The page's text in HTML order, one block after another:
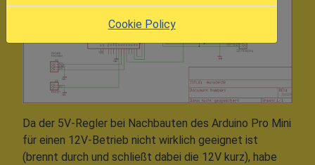
Da der 5V-Regler bei Nachbauten des Arduino Pro Mini
für einen 12V-Betrieb nicht wirklich geeignet ist
(brennt durch und schließt dabei die 12V kurz), habe
Cookie Policy